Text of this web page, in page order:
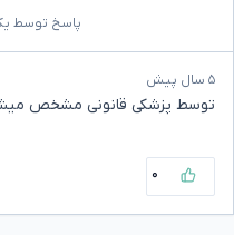
پاسخ توسط
۵ سال پیش
توسط پزشکی قانونی مشخص
۰